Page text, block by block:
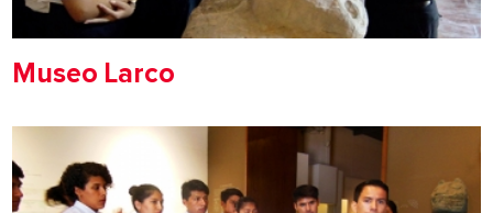
Museo Larco